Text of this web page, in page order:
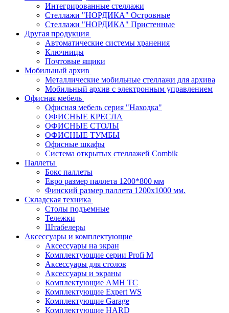
Интегрированные стеллажи
Стеллажи "НОРДИКА" Островные
Стеллажи "НОРДИКА" Пристенные
Другая продукция
Автоматические системы хранения
Ключницы
Почтовые ящики
Мобильный архив
Металлические мобильные стеллажи для архива
Мобильный архив с электронным управлением
Офисная мебель
Офисная мебель серия "Находка"
ОФИСНЫЕ КРЕСЛА
ОФИСНЫЕ СТОЛЫ
ОФИСНЫЕ ТУМБЫ
Офисные шкафы
Система открытых стеллажей Combik
Паллеты
Бокс паллеты
Евро размер паллета 1200*800 мм
Финский размер паллета 1200х1000 мм.
Складская техника
Столы подъемные
Тележки
Штабелеры
Аксессуары и комплектующие
Аксессуары на экран
Комплектующие серии Profi M
Аксессуары для столов
Аксессуары и экраны
Комплектующие AMH TC
Комплектующие Expert WS
Комплектующие Garage
Комплектующие HARD